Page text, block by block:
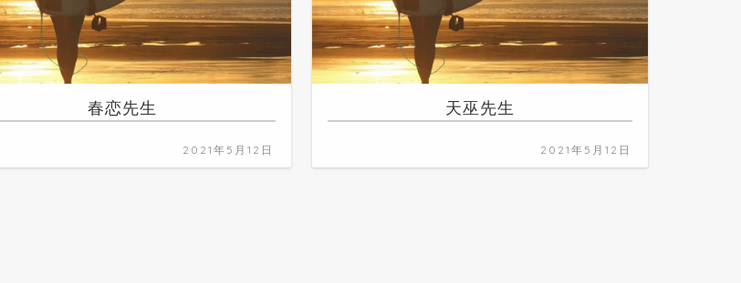
春恋先生
2021年5月12日
天巫先生
2021年5月12日